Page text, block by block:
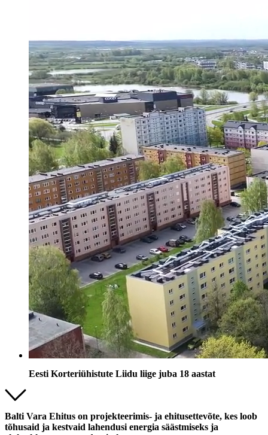
Eesti Korteriühistute Liidu liige juba 18 aastat
Balti Vara Ehitus on projekteerimis- ja ehitusettevõte, kes loob
tõhusaid ja kestvaid lahendusi energia säästmiseks ja